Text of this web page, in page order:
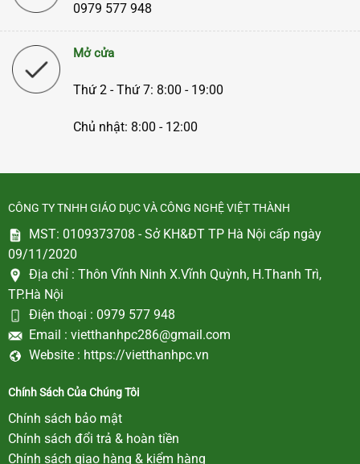
0979 577 948
Mở cửa
Thứ 2 - Thứ 7: 8:00 - 19:00
Chủ nhật: 8:00 - 12:00
CÔNG TY TNHH GIÁO DỤC VÀ CÔNG NGHỆ VIỆT THÀNH
MST: 0109373708 - Sở KH&ĐT TP Hà Nội cấp ngày
09/11/2020
Địa chỉ : Thôn Vĩnh Ninh X.Vĩnh Quỳnh, H.Thanh Trì,
TP.Hà Nội
Điện thoại : 0979 577 948
Email : vietthanhpc286@gmail.com
Website : https://vietthanhpc.vn
Chính Sách Của Chúng Tôi
Chính sách bảo mật
Chính sách đổi trả & hoàn tiền
Chính sách giao hàng & kiểm hàng